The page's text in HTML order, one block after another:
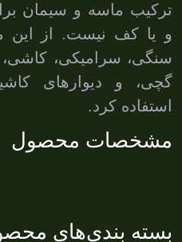
ترکیب ماسه و سیمان
و یا کف نیست. از این
سنگی، سرامیکی،
گچی، و دیوارهای
استفاده کرد.
مشخصات محصول
بسته بندی‌های